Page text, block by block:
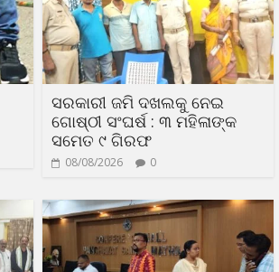
ସରକାରୀ ଜମି ଦଖଲକୁ ନେଇ
ଗୋଷ୍ଠୀ ସଂଘର୍ଷ : ୩ ମହିଳାଙ୍କ
ସମେତ ୯ ଗିରଫ
08/08/2026 0